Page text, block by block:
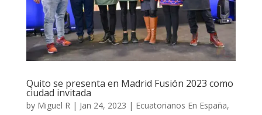
Quito se presenta en Madrid Fusión 2023 como
ciudad invitada
by Miguel R| Jan 24, 2023 | Ecuatorianos En España,